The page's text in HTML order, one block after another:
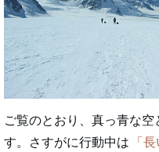
ご覧のとおり、真っ青な
す。さすがに行動中は
長